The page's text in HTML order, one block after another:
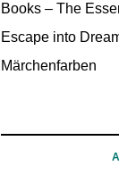
Books – The
Escape into
Märchenfarben